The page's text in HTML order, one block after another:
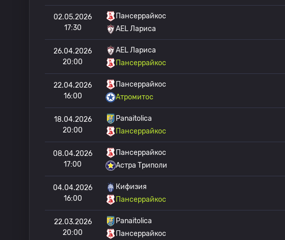
02.05.2026
17:30
Пансеррайкос
AEL Лариса
26.04.2026
20:00
AEL Лариса
Пансеррайкос
22.04.2026
16:00
Пансеррайкос
Атромитос
18.04.2026
20:00
Panaitolica
Пансеррайкос
08.04.2026
17:00
Пансеррайкос
Астра Триполи
04.04.2026
16:00
Кифизия
Пансеррайкос
22.03.2026
20:00
Panaitolica
Пансеррайкос